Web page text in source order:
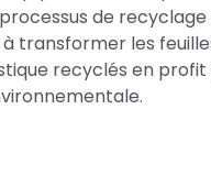
de
à transformer les
recyclés en profit